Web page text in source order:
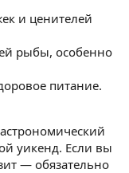
и ценителей
рыбы, особенно
питание.
уикенд. Если вы
— обязательно